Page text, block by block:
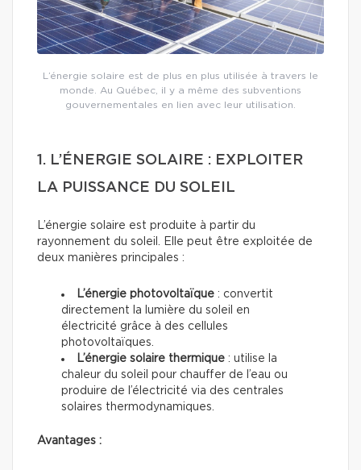
L’énergie solaire est de plus en plus utilisée à travers le
monde. Au Québec, il y a même des subventions
gouvernementales en lien avec leur utilisation.
1. L’ÉNERGIE SOLAIRE : EXPLOITER
LA PUISSANCE DU SOLEIL
L’énergie solaire est produite à partir du
rayonnement du soleil. Elle peut être exploitée de
deux manières principales :
L’énergie photovoltaïque : convertit
directement la lumière du soleil en
électricité grâce à des cellules
photovoltaïques.
L’énergie solaire thermique : utilise la
chaleur du soleil pour chauffer de l’eau ou
produire de l’électricité via des centrales
solaires thermodynamiques.
Avantages :